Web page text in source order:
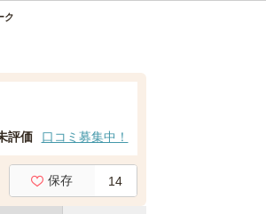
ク
評価 口コミ募集中！
保存 14